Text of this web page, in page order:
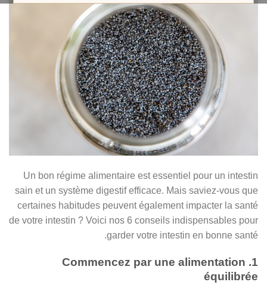
Un bon régime alimentaire est essentiel pour un intestin
sain et un système digestif efficace. Mais saviez-vous que
certaines habitudes peuvent également impacter la santé
de votre intestin ? Voici nos 6 conseils indispensables pour
garder votre intestin en bonne santé.
1. Commencez par une alimentation
équilibrée